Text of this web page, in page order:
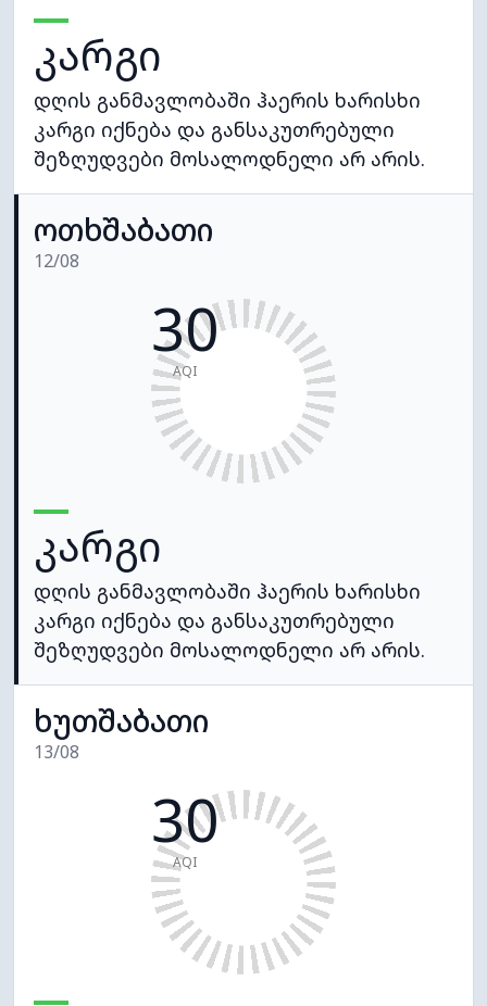
კარგი
დღის განმავლობაში ჰაერის ხარისხი
კარგი იქნება და განსაკუთრებული
შეზღუდვები მოსალოდნელი არ არის.
ოთხშაბათი
12/08
30
AQI
კარგი
დღის განმავლობაში ჰაერის ხარისხი
კარგი იქნება და განსაკუთრებული
შეზღუდვები მოსალოდნელი არ არის.
ხუთშაბათი
13/08
30
AQI